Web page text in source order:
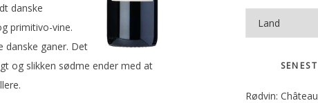
danske
primitivo-vine.
danske ganer. Det
og slikken sødme ender med at
Rødvin: